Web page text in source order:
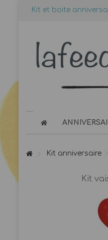
Kit et boite
Kit anniversaire
Kit